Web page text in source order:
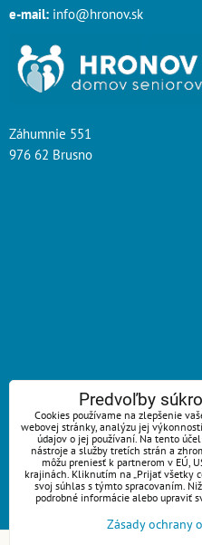
e-mail: info@hronov.sk
Záhumnie 551
976 62 Brusno
ZAVOLÁME VÁM SPÄŤ
Váš telefón:*
Predvoľby
Cookies používame na zlepšenie
webovej stránky, analýzu jej
údajov o jej používaní. Na tento
nástroje a služby tretích strán a
môžu preniesť k partnerom v EÚ,
krajinách. Kliknutím na „Prijať všetky
svoj súhlas s týmto spracovaním.
podrobné informácie alebo upraviť
Zásady ochrany